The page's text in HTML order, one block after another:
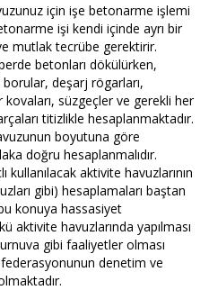
için işe betonarme işlemi
işi kendi içinde ayrı bir
mutlak tecrübe gerektirir.
betonları dökülürken,
borular, deşarj rögarları,
süzgeçler ve gerekli her
titizlikle hesaplanmaktadır.
boyutuna göre
doğru hesaplanmalıdır.
kullanılacak aktivite havuzlarının
gibi) hesaplamaları baştan
konuya hassasiyet
aktivite havuzlarında yapılması
gibi faaliyetler olması
denetim ve